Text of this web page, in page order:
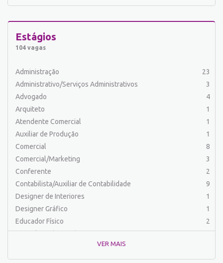
Auxiliar de Mecânica
1
Auxiliar de Serviços
Barman
Cabeleireiro
Caixa Bancário/Operador de Caixa
Carpinteiro
Carregador/Ajudante Carga e Descarga
Comercial
Comercial/Marketing
Comprador
Conferente
Contabilista/Auxiliar de Contabilidade
Controlador
Costureira/Costureiro Industrial
Cozinha/ Pizzaiolo
Cozinheiro
10
Cuidador de Crianças e Idosos
Estágios
104 vagas
Administração
23
Administrativo/Serviços Administrativos
3
Advogado
4
Arquiteto
1
Atendente Comercial
1
Auxiliar de Produção
1
Comercial
8
Comercial/Marketing
3
Conferente
2
Contabilista/Auxiliar de Contabilidade
9
Designer de Interiores
1
Designer Gráfico
1
Educador Físico
2
Engenharia (Outras)
1
Engenharia de Produção
2
VER MAIS